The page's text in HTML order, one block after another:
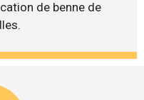
de benne de